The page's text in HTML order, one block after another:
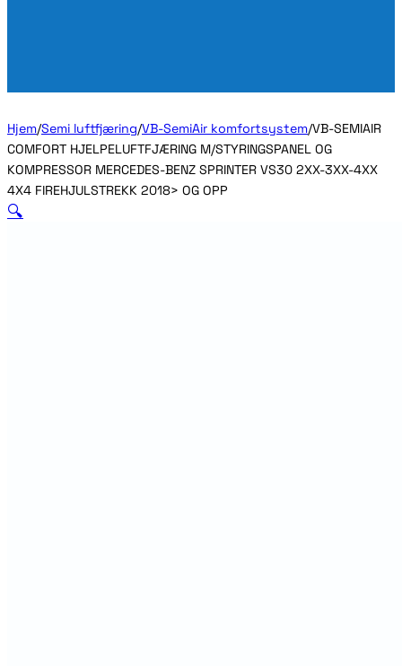
Hjem/Semi luftfjæring/VB-SemiAir komfortsystem/VB-SEMIAIR
COMFORT HJELPELUFTFJÆRING M/STYRINGSPANEL OG
KOMPRESSOR MERCEDES-BENZ SPRINTER VS30 2XX-3XX-4XX
4X4 FIREHJULSTREKK 2018> OG OPP
🔍